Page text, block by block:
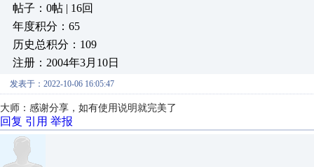
帖子：0帖 | 16回
年度积分：65
历史总积分：109
注册：2004年3月10日
发表于：2022-10-06 16:05:47
大师：感谢分享，如有使用说明就完美了
回复 引用 举报